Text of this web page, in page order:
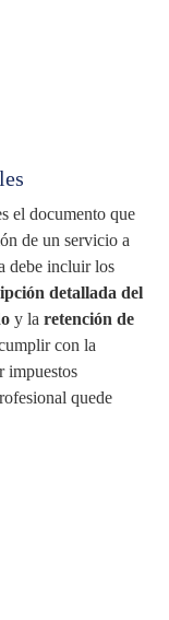
el documento que
de un servicio a
debe incluir los
detallada del
y la retención de
con la
impuestos
quede